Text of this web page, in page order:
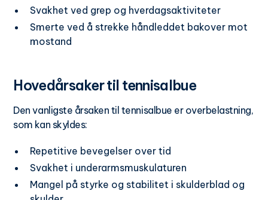
Svakhet ved grep og hverdagsaktiviteter
Smerte ved å strekke håndleddet bakover mot
mostand
Hovedårsaker til tennisalbue
Den vanligste årsaken til tennisalbue er overbelastning,
som kan skyldes:
Repetitive bevegelser over tid
Svakhet i underarmsmuskulaturen
Mangel på styrke og stabilitet i skulderblad og